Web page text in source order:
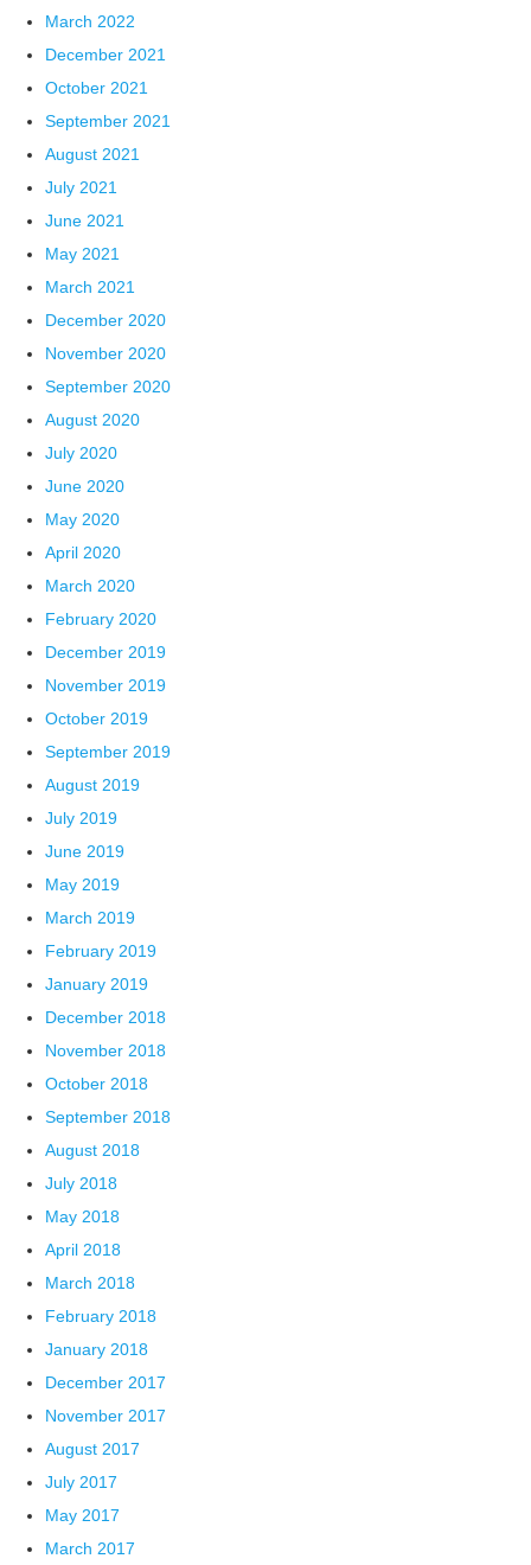
March 2022
December 2021
October 2021
September 2021
August 2021
July 2021
June 2021
May 2021
March 2021
December 2020
November 2020
September 2020
August 2020
July 2020
June 2020
May 2020
April 2020
March 2020
February 2020
December 2019
November 2019
October 2019
September 2019
August 2019
July 2019
June 2019
May 2019
March 2019
February 2019
January 2019
December 2018
November 2018
October 2018
September 2018
August 2018
July 2018
May 2018
April 2018
March 2018
February 2018
January 2018
December 2017
November 2017
August 2017
July 2017
May 2017
March 2017